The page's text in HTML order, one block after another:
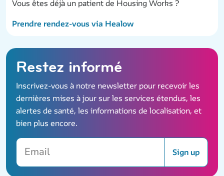
Vous êtes déjà un patient de Housing Works ?
Prendre rendez-vous via Healow
Restez informé
Inscrivez-vous à notre newsletter pour recevoir les
dernières mises à jour sur les services étendus, les
alertes de santé, les informations de localisation, et
bien plus encore.
Email
Sign up